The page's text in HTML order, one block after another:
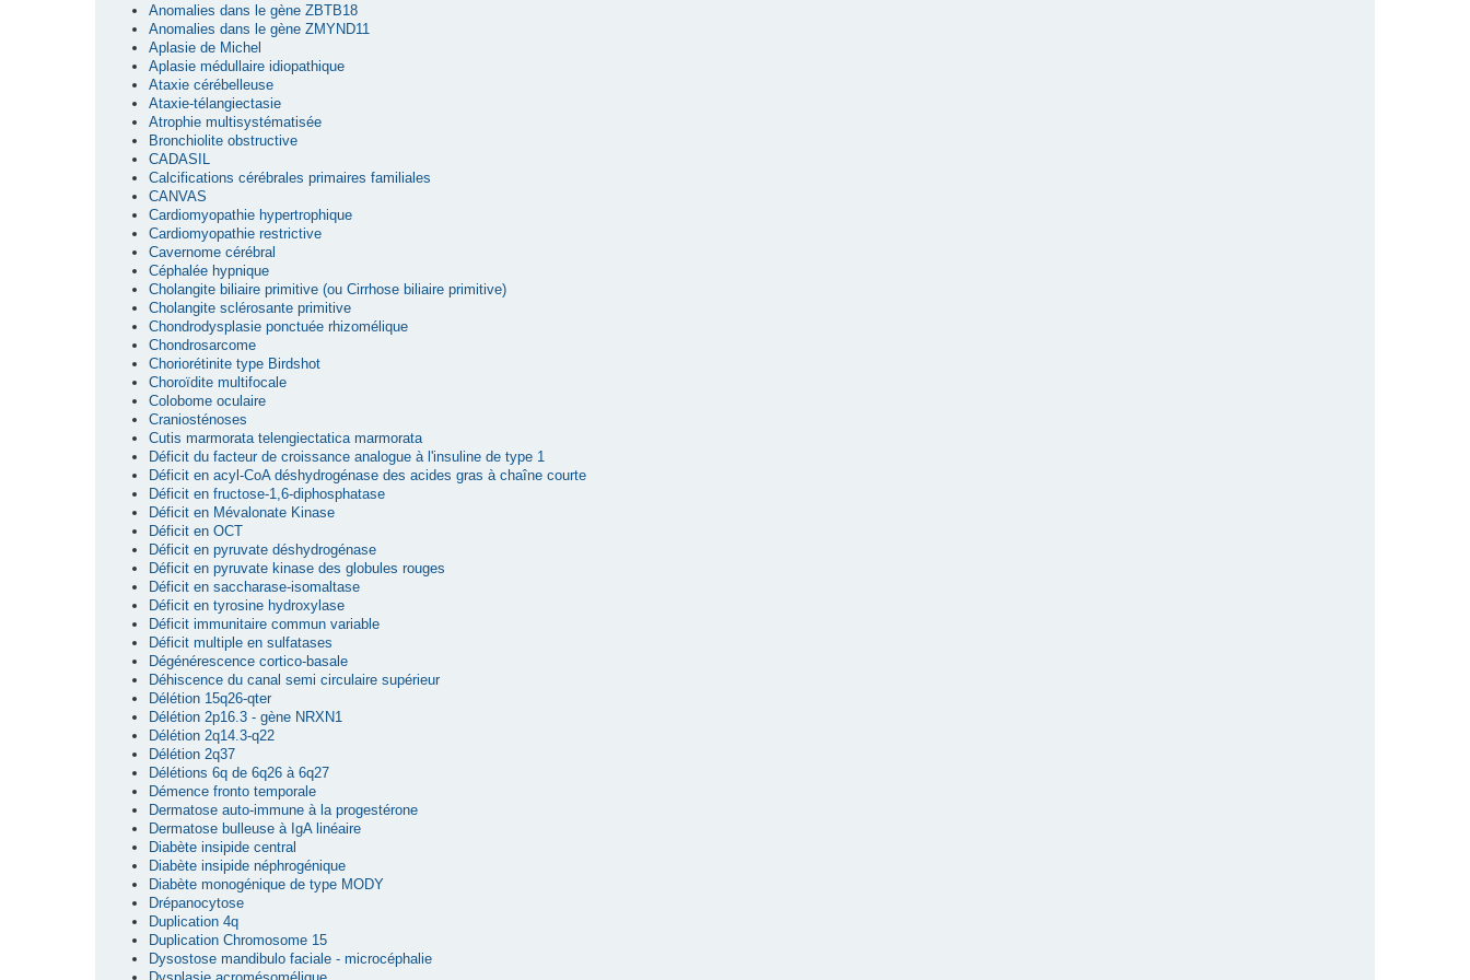
Anomalies dans le gène ZBTB18
Anomalies dans le gène ZMYND11
Aplasie de Michel
Aplasie médullaire idiopathique
Ataxie cérébelleuse
Ataxie-télangiectasie
Atrophie multisystématisée
Bronchiolite obstructive
CADASIL
Calcifications cérébrales primaires familiales
CANVAS
Cardiomyopathie hypertrophique
Cardiomyopathie restrictive
Cavernome cérébral
Céphalée hypnique
Cholangite biliaire primitive (ou Cirrhose biliaire primitive)
Cholangite sclérosante primitive
Chondrodysplasie ponctuée rhizomélique
Chondrosarcome
Choriorétinite type Birdshot
Choroïdite multifocale
Colobome oculaire
Craniosténoses
Cutis marmorata telengiectatica marmorata
Déficit du facteur de croissance analogue à l'insuline de type 1
Déficit en acyl-CoA déshydrogénase des acides gras à chaîne courte
Déficit en fructose-1,6-diphosphatase
Déficit en Mévalonate Kinase
Déficit en OCT
Déficit en pyruvate déshydrogénase
Déficit en pyruvate kinase des globules rouges
Déficit en saccharase-isomaltase
Déficit en tyrosine hydroxylase
Déficit immunitaire commun variable
Déficit multiple en sulfatases
Dégénérescence cortico-basale
Déhiscence du canal semi circulaire supérieur
Délétion 15q26-qter
Délétion 2p16.3 - gène NRXN1
Délétion 2q14.3-q22
Délétion 2q37
Délétions 6q de 6q26 à 6q27
Démence fronto temporale
Dermatose auto-immune à la progestérone
Dermatose bulleuse à IgA linéaire
Diabète insipide central
Diabète insipide néphrogénique
Diabète monogénique de type MODY
Drépanocytose
Duplication 4q
Duplication Chromosome 15
Dysostose mandibulo faciale - microcéphalie